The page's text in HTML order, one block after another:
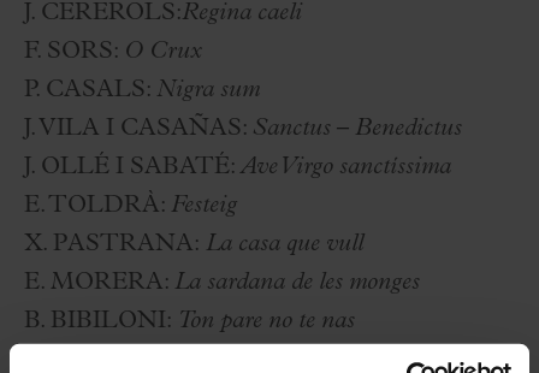
J. CEREROLS:Regina caeli
F. SORS: O Crux
P. CASALS: Nigra sum
J. VILA I CASAÑAS: Sanctus – Benedictus
J. OLLÉ I SABATÉ: Ave Virgo sanctíssima
E. TOLDRÀ: Festeig
X. PASTRANA: La casa que vull
E. MORERA: La sardana de les monges
B. BIBILONI: Ton pare no te nas
Margarideta, del retaule de